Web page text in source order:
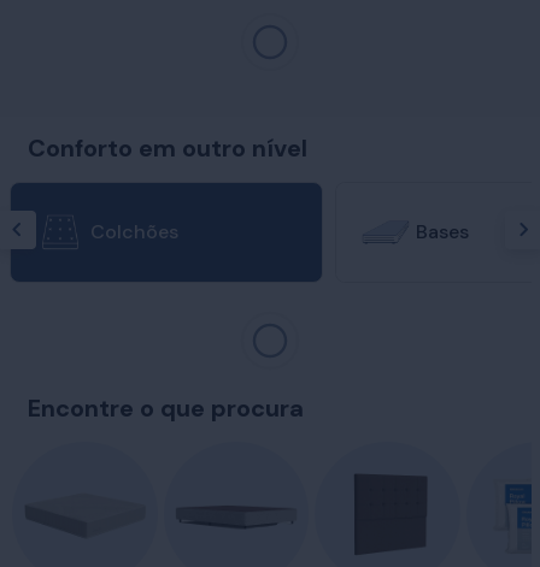
Conforto em outro nível
Colchões Bases
Encontre o que procura